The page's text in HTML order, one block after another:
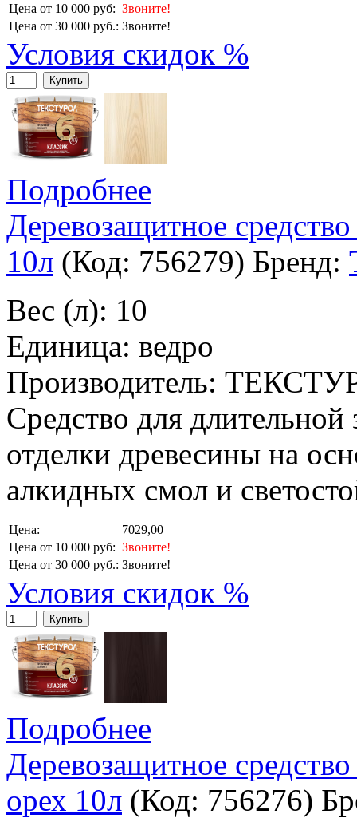
Цена от 10 000 руб: Звоните!
Цена от 30 000 руб.: Звоните!
Условия скидок %
Купить
Подробнее
Деревозащитное
10л (Код: 756279) Бренд:
Вес (л): 10
Единица: ведро
Производитель:
Средство для
отделки древесины на
алкидных смол и
Цена:
7029,00
Цена от 10 000 руб: Звоните!
Цена от 30 000 руб.: Звоните!
Условия скидок %
Купить
Подробнее
Деревозащитное
орех 10л (Код: 756276)